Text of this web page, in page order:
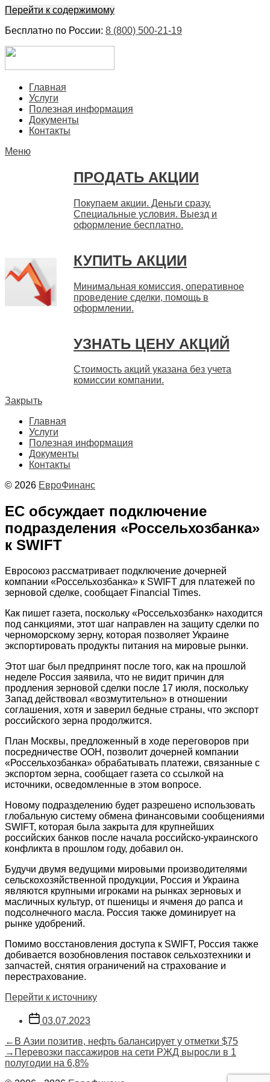
Перейти к содержимому
Бесплатно по России: 8 (800) 500-21-19
БыстроГлавная
Услуги
Полезная информация
Документы
Контакты
Меню
ПРОДАТЬ АКЦИИ
Покупаем акции. Деньги сразу.
Специальные условия. Выезд и
оформление бесплатно.
КУПИТЬ АКЦИИ
Минимальная комиссия, оперативное
проведение сделки, помощь в
оформлении.
УЗНАТЬ ЦЕНУ АКЦИЙ
Стоимость акций указана без учета
комиссии компании.
Закрыть
Главная
Услуги
Полезная информация
Документы
Контакты
© 2026 ЕвроФинанс
ЕС обсуждает подключение
подразделения «Россельхозбанка»
к SWIFT
Евросоюз рассматривает подключение дочерней
компании «Россельхозбанка» к SWIFT для платежей по
зерновой сделке, сообщает Financial Times.
Как пишет газета, поскольку «Россельхозбанк» находится
под санкциями, этот шаг направлен на защиту сделки по
черноморскому зерну, которая позволяет Украине
экспортировать продукты питания на мировые рынки.
Этот шаг был предпринят после того, как на прошлой
неделе Россия заявила, что не видит причин для
продления зерновой сделки после 17 июля, поскольку
Запад действовал «возмутительно» в отношении
соглашения, хотя и заверил бедные страны, что экспорт
российского зерна продолжится.
План Москвы, предложенный в ходе переговоров при
посредничестве ООН, позволит дочерней компании
«Россельхозбанка» обрабатывать платежи, связанные с
экспортом зерна, сообщает газета со ссылкой на
источники, осведомленные в этом вопросе.
Новому подразделению будет разрешено использовать
глобальную систему обмена финансовыми сообщениями
SWIFT, которая была закрыта для крупнейших
российских банков после начала российско-украинского
конфликта в прошлом году, добавил он.
Будучи двумя ведущими мировыми производителями
сельскохозяйственной продукции, Россия и Украина
являются крупными игроками на рынках зерновых и
масличных культур, от пшеницы и ячменя до рапса и
подсолнечного масла. Россия также доминирует на
рынке удобрений.
Помимо восстановления доступа к SWIFT, Россия также
добивается возобновления поставок сельхозтехники и
запчастей, снятия ограничений на страхование и
перестрахование.
Перейти к источнику
Дата
записи
03.07.2023
Навигация
по
записям
← Предыдущая
запись:
В Азии позитив, нефть балансирует у отметки $75
→ Следующая
запись:
Перевозки пассажиров на сети РЖД выросли в 1
полугодии на 6,8%